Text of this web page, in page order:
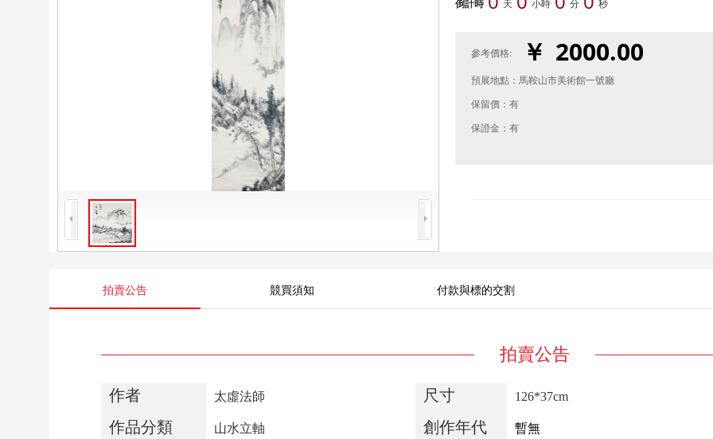
倒計時 天 小時 分 秒
參考價格: ￥ 2000.00
預展地點： 馬鞍山市美術館一號廳
保留價： 有
保證金： 有
拍賣公告 競買須知 付款與標的交割
拍賣公告
作者 太虛法師 尺寸 126*37cm
作品分類 山水立軸 創作年代 暫無